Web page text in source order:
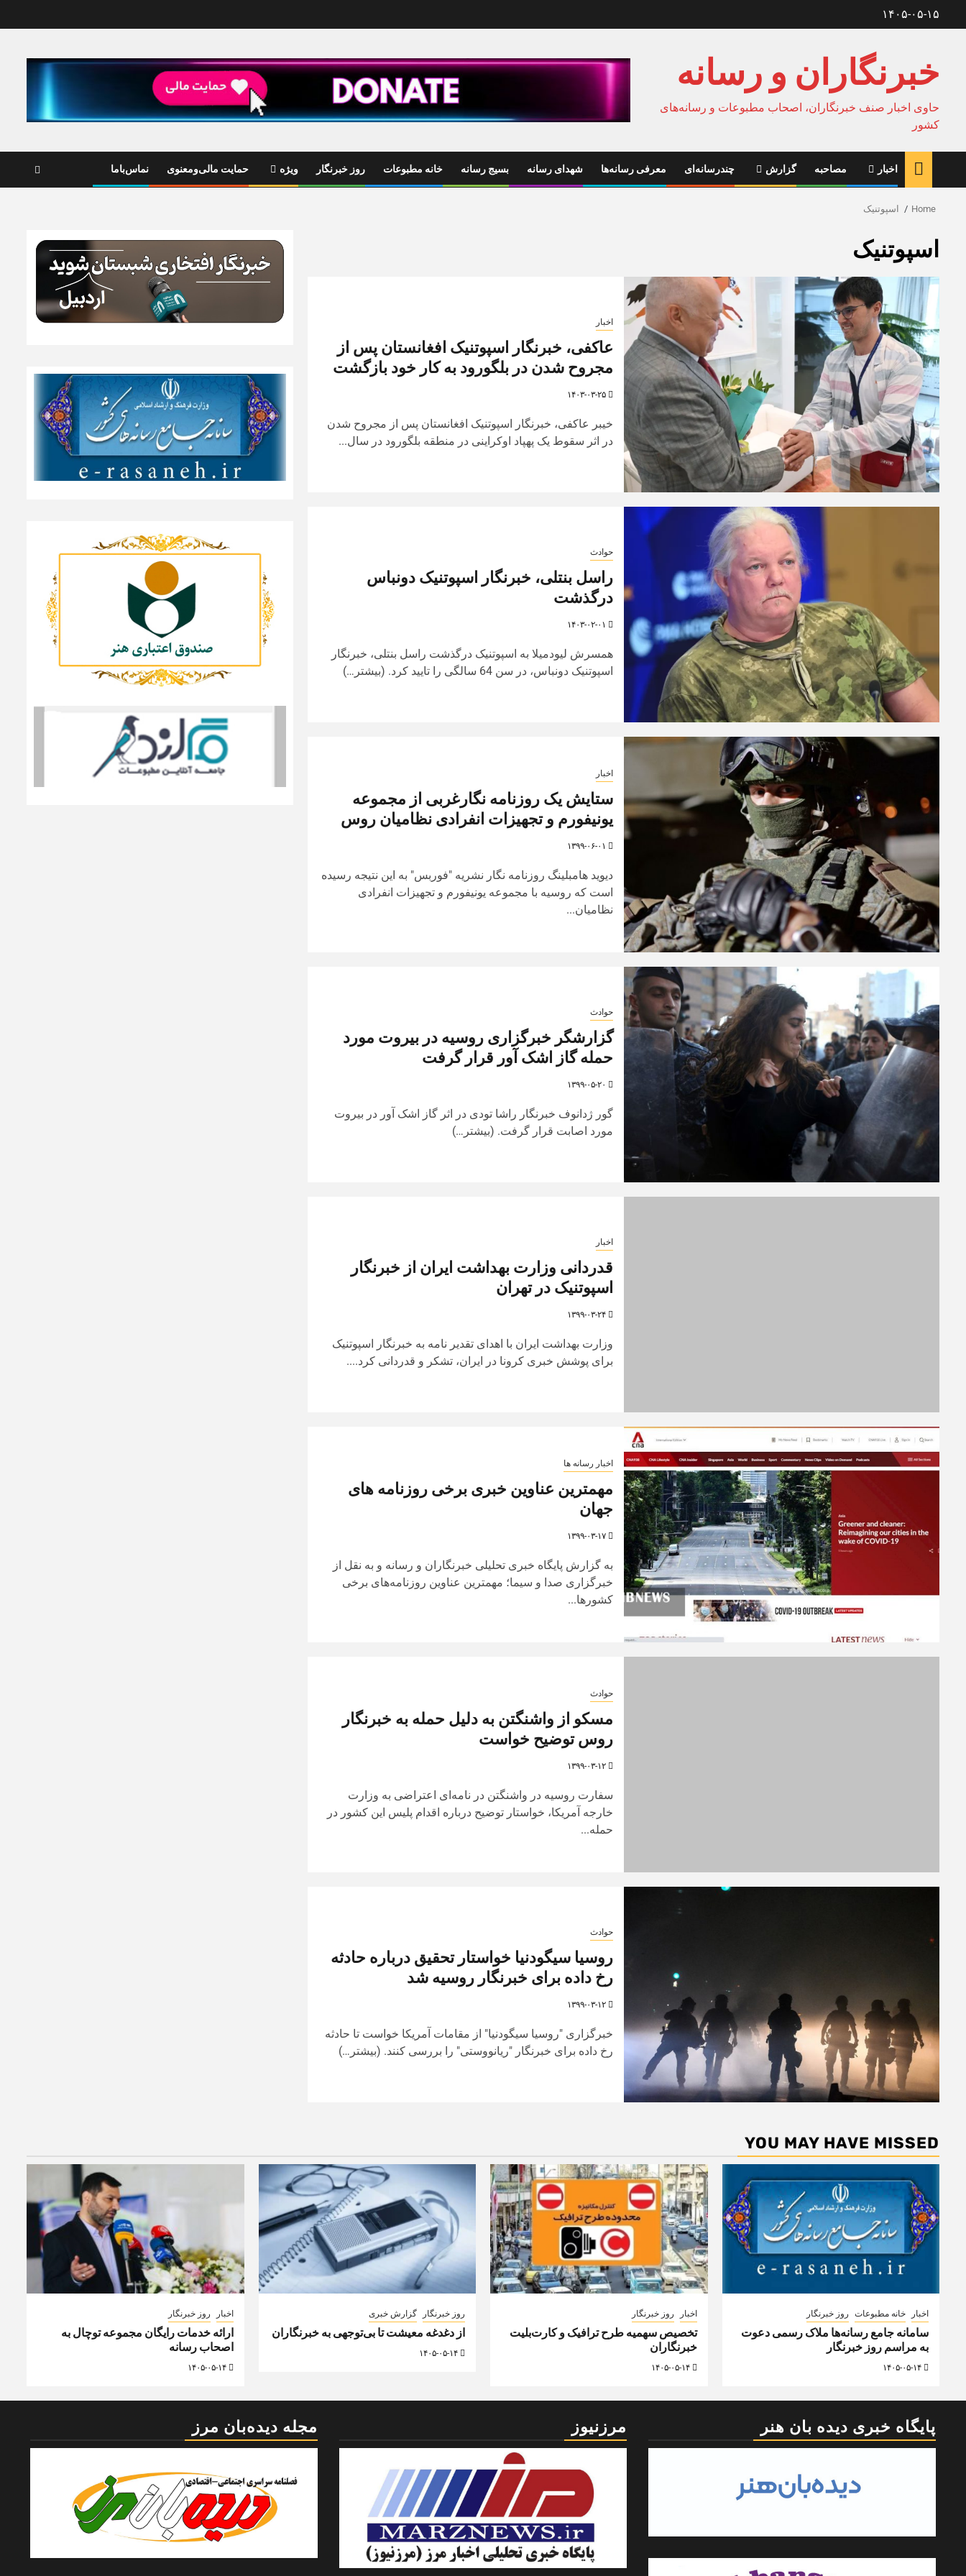
۱۴۰۵-۰۵-۱۵
خبرنگاران و رسانه
حاوی اخبار صنف خبرنگاران، اصحاب مطبوعات و رسانه‌های
کشور
اخبار مصاحبه گزارش چندرسانه‌ای معرفی رسانه‌ها شهدای رسانه بسیج رسانه خانه مطبوعات روز خبرنگار ویژه حمایت مالی‌ومعنوی نماس‌باما
Home اسپوتنیک
اسپوتنیک
اخبار
عاکفی، خبرنگار اسپوتنیک افغانستان پس از
مجروح شدن در بلگورود به کار خود بازگشت
۱۴۰۳-۰۳-۲۵
خیبر عاکفی، خبرنگار اسپوتنیک افغانستان پس از مجروح شدن
در اثر سقوط یک پهپاد اوکراینی در منطقه بلگورود در سال...
حوادث
راسل بنتلی، خبرنگار اسپوتنیک دونباس
درگذشت
همسرش لیودمیلا به اسپوتنیک درگذشت راسل بنتلی، خبرنگار
اسپوتنیک دونباس، در سن 64 سالگی را تایید کرد. (بیشتر…)
اخبار
ستایش یک روزنامه نگارغربی از مجموعه
یونیفورم و تجهیزات انفرادی نظامیان روس
دیوید هامبلینگ روزنامه نگار نشریه "فوربس" به این نتیجه رسیده
است که روسیه با مجموعه یونیفورم و تجهیزات انفرادی
نظامیان...
حوادث
گزارشگر خبرگزاری روسیه در بیروت مورد
حمله گاز اشک آور قرار گرفت
گور ژدانوف خبرنگار راشا تودی در اثر گاز اشک آور در بیروت
مورد اصابت قرار گرفت. (بیشتر…)
اخبار
قدردانی وزارت بهداشت ایران از خبرنگار
اسپوتنیک در تهران
۱۳۹۹-۰۳-۲۴
وزارت بهداشت ایران با اهدای تقدیر نامه به خبرنگار اسپوتنیک
برای پوشش خبری کرونا در ایران، تشکر و قدردانی کرد....
اخبار رسانه ها
مهمترین عناوین خبری برخی روزنامه های
جهان
۱۳۹۹-۰۳-۱۷
به گزارش پایگاه خبری تحلیلی خبرنگاران و رسانه و به نقل از
خبرگزاری صدا و سیما؛ مهمترین عناوین روزنامه‌های برخی
کشور‌ها...
حوادث
مسکو از واشنگتن به دلیل حمله به خبرنگار
روس توضیح خواست
۱۳۹۹-۰۳-۱۲
سفارت روسیه در واشنگتن در نامه‌ای اعتراضی به وزارت
خارجه آمریکا، خواستار توضیح درباره اقدام پلیس این کشور در
حمله...
حوادث
روسیا سیگودنیا خواستار تحقیق درباره حادثه
رخ داده برای خبرنگار روسیه شد
۱۳۹۹-۰۳-۱۲
خبرگزاری "روسیا سیگودنیا" از مقامات آمریکا خواست تا حادثه
رخ داده برای خبرنگار "ریانووستی" را بررسی کنند. (بیشتر…)
YOU MAY HAVE MISSED
اخبار خانه مطبوعات روز خبرنگار
سامانه جامع رسانه‌ها ملاک رسمی دعوت
به مراسم روز خبرنگار
اخبار روز خبرنگار
تخصیص سهمیه طرح ترافیک و کارت‌بلیت
خبرنگاران
۱۴۰۵-۰۵-۱۴
روز خبرنگار گزارش خبری
از دغدغه معیشت تا بی‌توجهی به خبرنگاران
اخبار روز خبرنگار
ارائه خدمات رایگان مجموعه توچال به
اصحاب رسانه
۱۴۰۵-۰۵-۱۴
مجله دیده‌بان مرز مرزنیوز پایگاه خبری دیده بان هنر